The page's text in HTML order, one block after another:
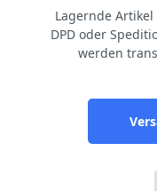
Lagernde
DPD oder
werden